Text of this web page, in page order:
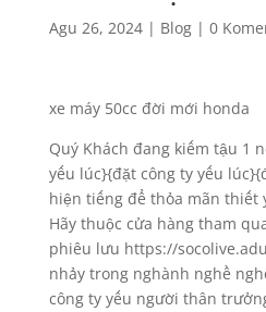
Agu 26, 2024| Blog| 0
xe máy 50cc đời mới honda
Quý Khách đang kiếm tậu 1
yếu lúc}{đặt công ty yếu
hiện tiếng để thỏa mãn thiết
Hãy thuộc cửa hàng tham
phiêu lưu https://
nhảy trong nghành nghề
công ty yếu người thân